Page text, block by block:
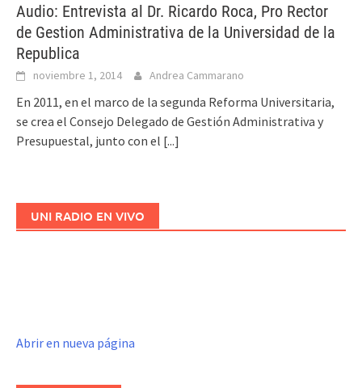
Audio: Entrevista al Dr. Ricardo Roca, Pro Rector
de Gestion Administrativa de la Universidad de la
Republica
noviembre 1, 2014 Andrea Cammarano
En 2011, en el marco de la segunda Reforma Universitaria,
se crea el Consejo Delegado de Gestión Administrativa y
Presupuestal, junto con el [...]
UNI RADIO EN VIVO
Abrir en nueva página